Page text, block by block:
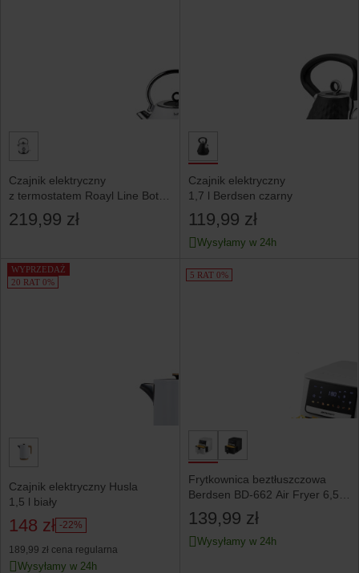
Czajnik elektryczny
z termostatem Roayl Line Botti
BT-K15T 1,7 l biały
219,99 zł
Czajnik elektryczny
1,7 l Berdsen czarny
119,99 zł
Wysyłamy w 24h
WYPRZEDAŻ
20 RAT 0%
Czajnik elektryczny Husla
1,5 l biały
148 zł -22%
189,99 zł cena regularna
Wysyłamy w 24h
5 RAT 0%
Frytkownica beztłuszczowa
Berdsen BD-662 Air Fryer 6,5l
1700W biały 366201
139,99 zł
Wysyłamy w 24h